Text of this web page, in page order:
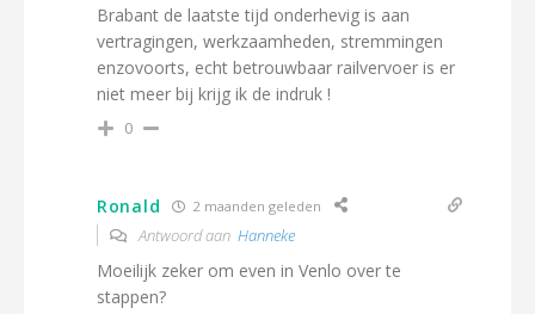
Brabant de laatste tijd onderhevig is aan
vertragingen, werkzaamheden, stremmingen
enzovoorts, echt betrouwbaar railvervoer is er
niet meer bij krijg ik de indruk !
0
Ronald 2 maanden geleden
Antwoord aan Hanneke
Moeilijk zeker om even in Venlo over te
stappen?